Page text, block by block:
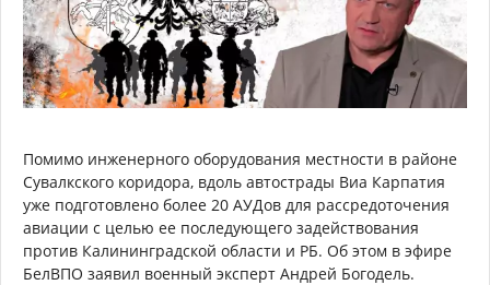
Помимо инженерного оборудования местности в районе
Сувалкского коридора, вдоль автострады Виа Карпатия
уже подготовлено более 20 АУДов для рассредоточения
авиации с целью ее последующего задействования
против Калининградской области и РБ. Об этом в эфире
БелВПО заявил военный эксперт Андрей Богодель.